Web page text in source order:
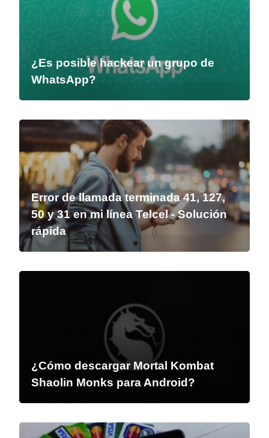
¿Es posible hackear un grupo de
WhatsApp?
Error de llamada terminada 41, 127,
50 y 31 en mi línea Telcel - Solución
rápida
¿Cómo descargar Mortal Kombat
Shaolin Monks para Android?